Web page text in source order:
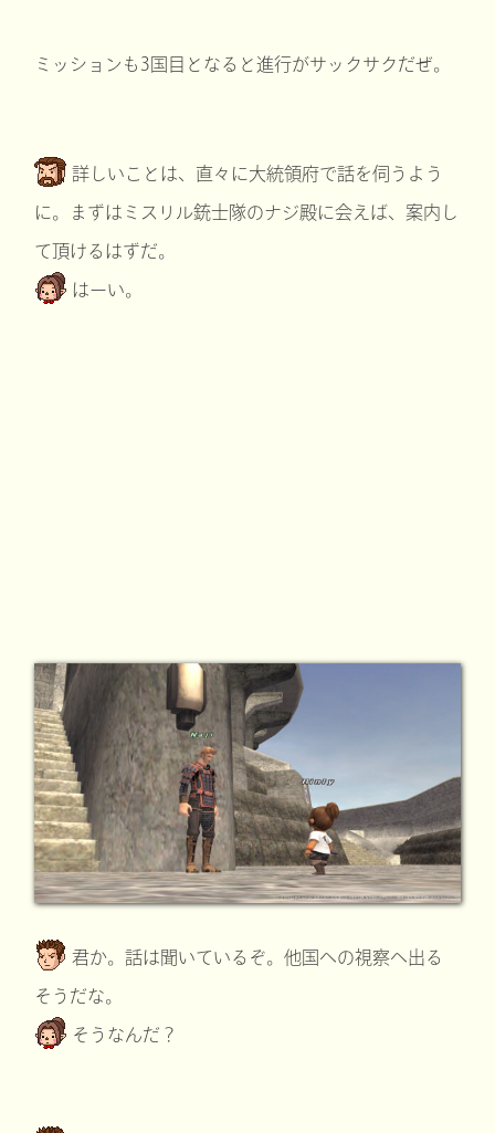
ミッションも3国目となると進行がサックサクだぜ。
詳しいことは、直々に大統領府で話を伺うよう
に。まずはミスリル銃士隊のナジ殿に会えば、案内し
て頂けるはずだ。
はーい。
君か。話は聞いているぞ。他国への視察へ出る
そうだな。
そうなんだ？